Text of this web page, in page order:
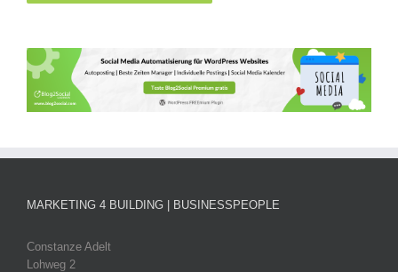
MARKETING 4 BUILDING | BUSINESSPEOPLE
Constanze Adelt
Lohweg 2